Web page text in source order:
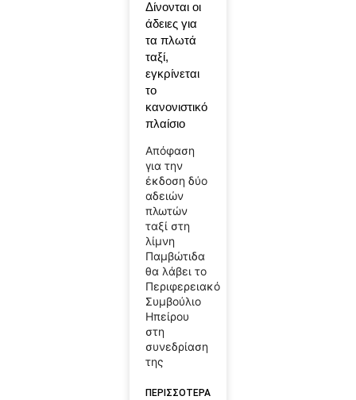
Δίνονται οι
άδειες για
τα πλωτά
ταξί,
εγκρίνεται
το
κανονιστικό
πλαίσιο
Απόφαση
για την
έκδοση δύο
αδειών
πλωτών
ταξί στη
λίμνη
Παμβώτιδα
θα λάβει το
Περιφερειακό
Συμβούλιο
Ηπείρου
στη
συνεδρίαση
της
ΠΕΡΙΣΣΟΤΕΡΑ